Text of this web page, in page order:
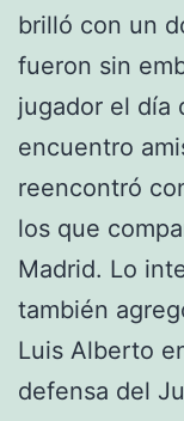
brilló con un
fueron sin
jugador el día
encuentro
reencontró
los que
Madrid. Lo
también
Luis Alberto
defensa del